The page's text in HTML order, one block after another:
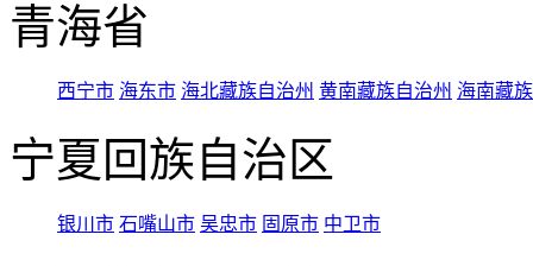
青海省
西宁市 海东市 海北藏族自治州 黄南藏族自治州 海南藏
宁夏回族自治区
银川市 石嘴山市 吴忠市 固原市 中卫市